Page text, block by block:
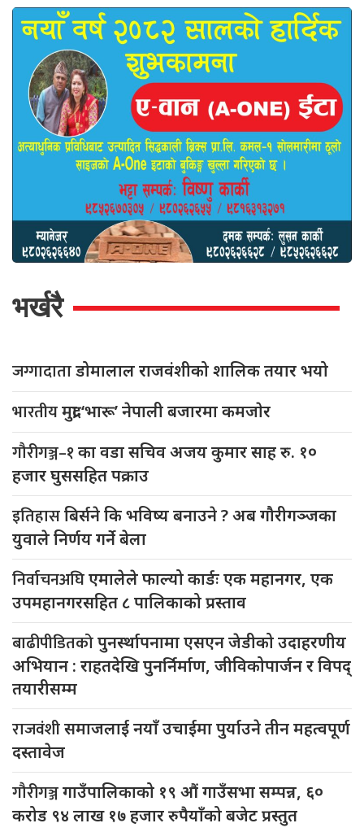
भर्खरै
जग्गादाताडोमालाल राजवंशीको शालिक तयार भयो
भारतीयमुद्रा ‘भारू’ नेपाली बजारमा कमजाेर
गौरीगञ्ज–१का वडा सचिव अजय कुमार साह रु. १०
हजार घुससहित पक्राउ
इतिहासबिर्सने कि भविष्य बनाउने ? अब गौरीगञ्जका
युवाले निर्णय गर्ने बेला
निर्वाचनअघिएमालेले फाल्यो कार्डः एक महानगर, एक
उपमहानगरसहित ८ पालिकाको प्रस्ताव
बाढीपीडितकोपुनर्स्थापनामा एसएन जेडीको उदाहरणीय
अभियान : राहतदेखि पुनर्निर्माण, जीविकोपार्जन र विपद्
तयारीसम्म
राजवंशीसमाजलाई नयाँ उचाईमा पुर्याउने तीन महत्वपूर्ण
दस्तावेज
गौरीगञ्जगाउँपालिकाको १९ औं गाउँसभा सम्पन्न, ६०
करोड ९४ लाख १७ हजार रुपैयाँको बजेट प्रस्तुत